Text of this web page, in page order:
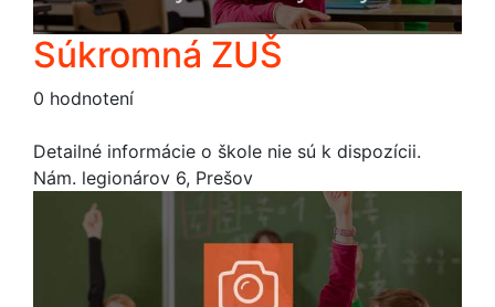
Súkromná ZUŠ
0 hodnotení
Detailné informácie o škole nie sú k dispozícii.
Nám. legionárov 6, Prešov